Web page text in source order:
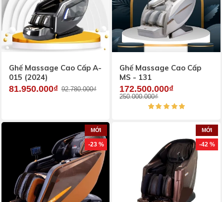
Ghế Massage Cao Cấp A-
015 (2024)
81.950.000₫ 92.780.000₫
Ghế Massage Cao Cấp
MS - 131
172.500.000₫
250.000.000₫
MỚI
-23 %
MỚI
-42 %